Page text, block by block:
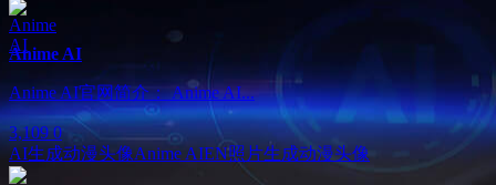
Anime AI
Anime AI官网简介： Anime AI...
3,109 0
AI生成动漫头像Anime AIEN照片生成动漫头像